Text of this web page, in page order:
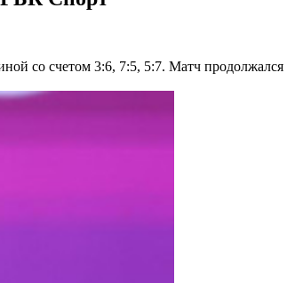
со счетом 3:6, 7:5, 5:7. Матч продолжался